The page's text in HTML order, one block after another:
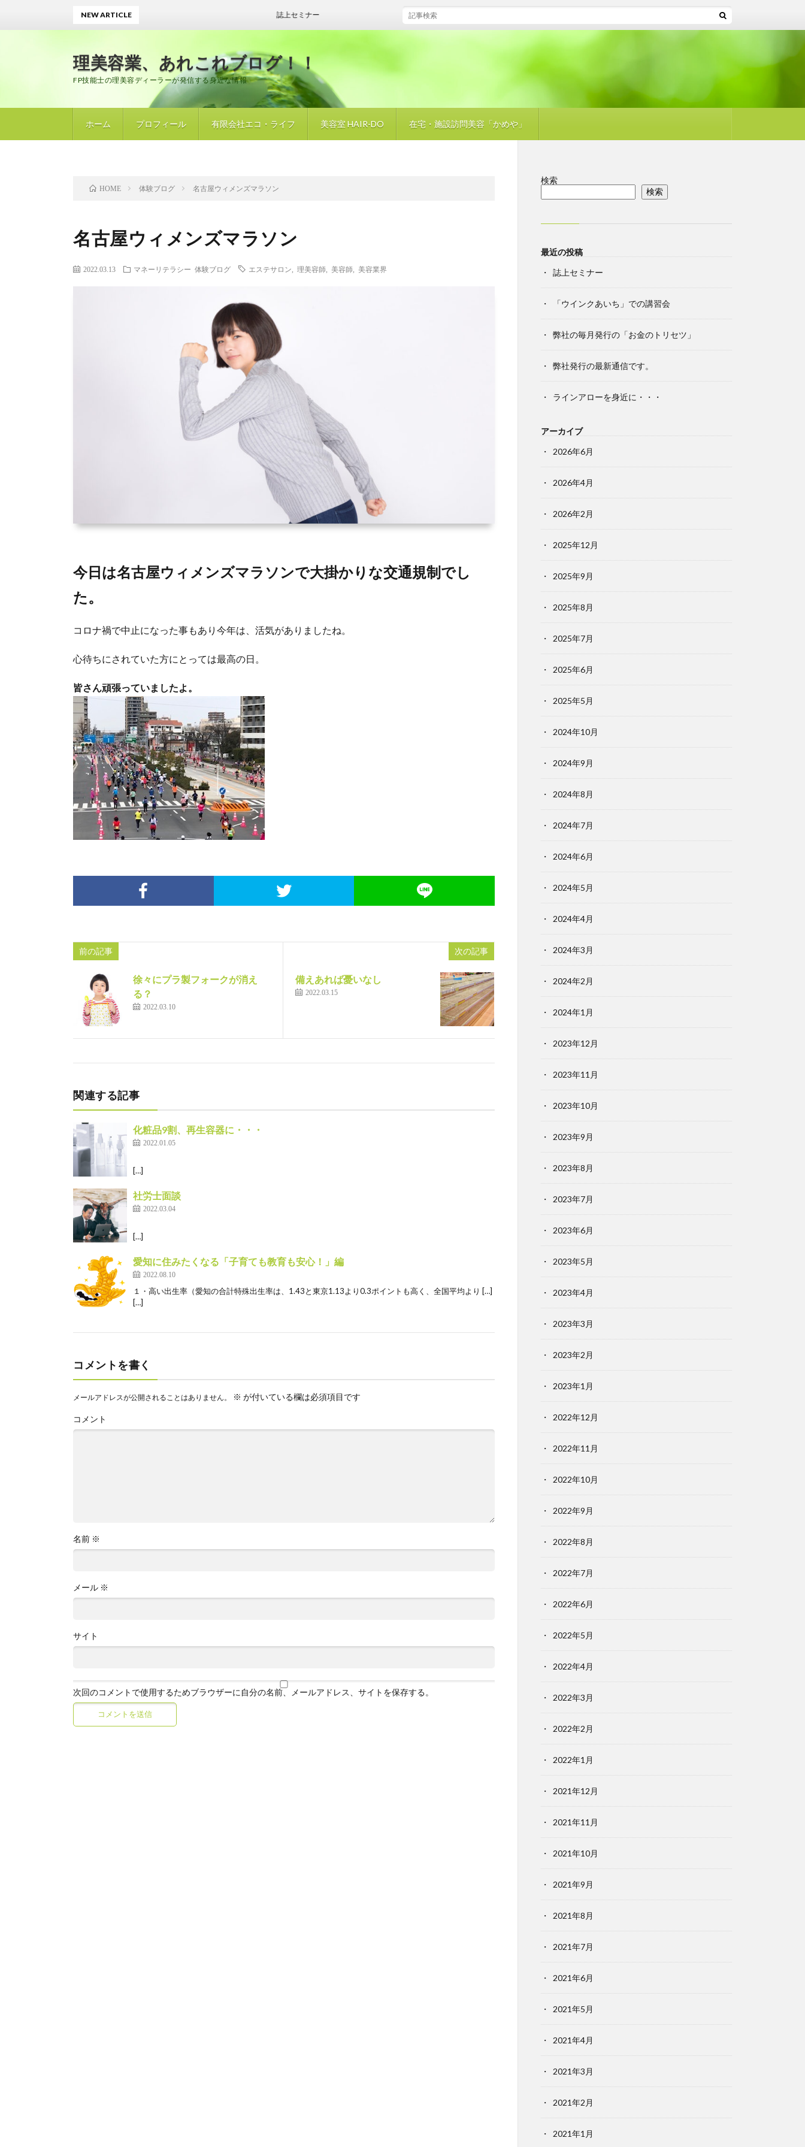
理美容業、あれこれブログ！！
FP技能士の理美容ディーラーが発信する身近な情報
ホーム プロフィール 有限会社エコ・ライフ 美容室 HAIR-DO 在宅・施設訪問美容「かめや」
NEW ARTICLE 誌上セミナー
HOME 体験ブログ 名古屋ウィメンズマラソン
名古屋ウィメンズマラソン
2022.03.13 マネーリテラシー 体験ブログ エステサロン 理美容師 美容師 美容業界
今日は名古屋ウィメンズマラソンで大掛かりな交通規制でし
た。
コロナ禍で中止になった事もあり今年は、活気がありましたね。
心待ちにされていた方にとっては最高の日。
皆さん頑張っていましたよ。
前の記事
徐々にプラ製フォークが消え
る？
2022.03.10
次の記事
備えあれば憂いなし
2022.03.15
関連する記事
化粧品9割、再生容器に・・・
2022.01.05
[…]
社労士面談
2022.03.04
[…]
愛知に住みたくなる「子育ても教育も安心！」編
2022.08.10
１・高い出生率（愛知の合計特殊出生率は、1.43と東京1.13より0.3ポイントも高く、全国平均より […]
[…]
コメントを書く
メールアドレスが公開されることはありません。 ※ が付いている欄は必須項目です
コメント
名前 ※
メール ※
サイト
次回のコメントで使用するためブラウザーに自分の名前、メールアドレス、サイトを保存する。
検索
検索
最近の投稿
誌上セミナー
「ウインクあいち」での講習会
弊社の毎月発行の「お金のトリセツ」
弊社発行の最新通信です。
ラインアローを身近に・・・
アーカイブ
2026年6月
2026年4月
2026年2月
2025年12月
2025年9月
2025年8月
2025年7月
2025年6月
2025年5月
2024年10月
2024年9月
2024年8月
2024年7月
2024年6月
2024年5月
2024年4月
2024年3月
2024年2月
2024年1月
2023年12月
2023年11月
2023年10月
2023年9月
2023年8月
2023年7月
2023年6月
2023年5月
2023年4月
2023年3月
2023年2月
2023年1月
2022年12月
2022年11月
2022年10月
2022年9月
2022年8月
2022年7月
2022年6月
2022年5月
2022年4月
2022年3月
2022年2月
2022年1月
2021年12月
2021年11月
2021年10月
2021年9月
2021年8月
2021年7月
2021年6月
2021年5月
2021年4月
2021年3月
2021年2月
2021年1月